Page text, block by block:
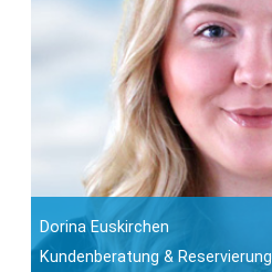
Dorina Euskirchen
Kundenberatung & Reservierung